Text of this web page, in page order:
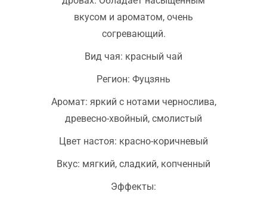
вкусом и ароматом, очень
согревающий.
Вид чая: красный чай
Регион: Фуцзянь
Аромат: яркий с нотами чернослива,
древесно-хвойный, смолистый
Цвет настоя: красно-коричневый
Вкус: мягкий, сладкий, копченный
Эффекты: